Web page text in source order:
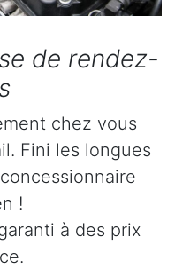
de rendez-
chez vous
Fini les longues
!
à des prix